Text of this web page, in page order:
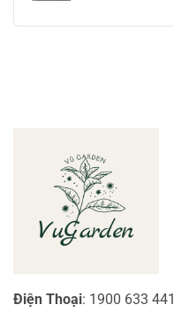
Lan
Cho
Người
Mới
Bắt
Đầu
bình
Chi
Tiết
Và
Toàn
Diện
Điện Thoại: 1900 633 441